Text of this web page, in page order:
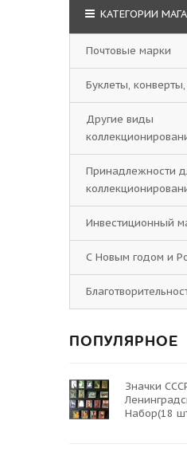
КАТЕГОРИИ
Почтовые марки
Буклеты,
Другие виды
Принадлежности
Инвестиционный
С Новым годом и
ПОПУЛЯРНОЕ
Значки
Набор(18